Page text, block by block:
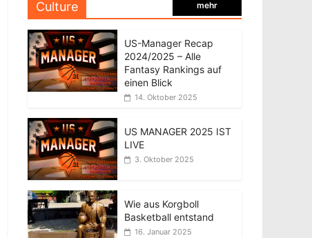
Culture mehr
US-Manager Recap
2024/2025 – Alle
Fantasy Rankings auf
einen Blick
14. Oktober 2025
US MANAGER 2025 IST
LIVE
3. Oktober 2025
Wie aus Korgboll
Basketball entstand
16. Januar 2025